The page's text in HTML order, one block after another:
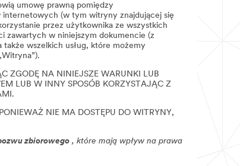
umowę prawną pomiędzy
internetowych (w tym witryny znajdującej się
przez użytkownika ze wszystkich
zawartych w niniejszym dokumencie (z
wszelkich usług, które możemy
ZGODĘ NA NINIEJSZE WARUNKI LUB
LUB W INNY SPOSÓB KORZYSTAJĄC Z
NIE MA DOSTĘPU DO WITRYNY,
zbiorowego , które mają wpływ na prawa